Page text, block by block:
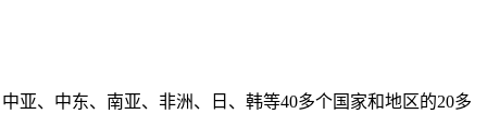
亚、中东、南亚、非洲、日、韩等40多个国家和地区的20多